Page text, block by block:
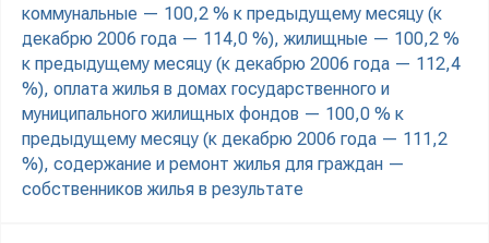
коммунальные — 100,2 % к предыдущему месяцу (к
декабрю 2006 года — 114,0 %), жилищные — 100,2 %
к предыдущему месяцу (к декабрю 2006 года — 112,4
%), оплата жилья в домах государственного и
муниципального жилищных фондов — 100,0 % к
предыдущему месяцу (к декабрю 2006 года — 111,2
%), содержание и ремонт жилья для граждан —
собственников жилья в результате